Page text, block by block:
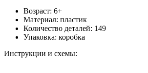
Возраст: 6+
Материал: пластик
Количество деталей: 149
Упаковка: коробка
Инструкции и схемы: